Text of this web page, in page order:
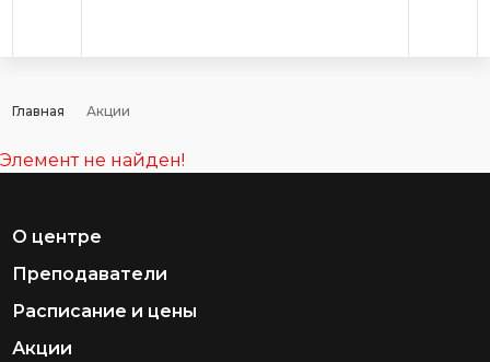
Главная Акции
Элемент не найден!
О центре
Преподаватели
Расписание и цены
Акции